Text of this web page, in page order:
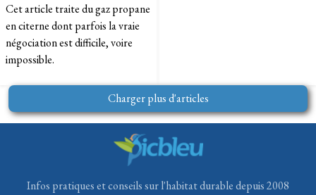
Cet article traite du gaz propane
en citerne dont parfois la vraie
négociation est difficile, voire
impossible.
Charger plus d'articles
Infos pratiques et conseils sur l'habitat durable depuis 2008